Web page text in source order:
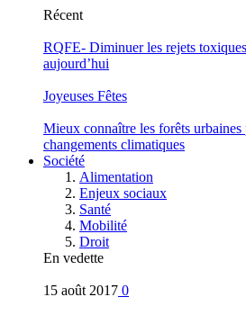
Récent
RQFE- Diminuer les rejets toxiques
aujourd’hui
Joyeuses Fêtes
Mieux connaître les forêts
changements climatiques
Société
Alimentation
Enjeux sociaux
Santé
Mobilité
Droit
En vedette
15 août 2017 0